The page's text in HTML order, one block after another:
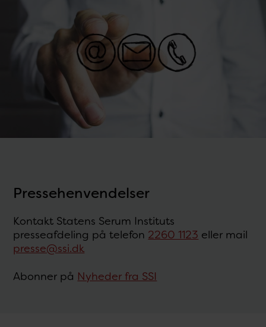
Pressehenvendelser
Kontakt Statens Serum Instituts
presseafdeling på telefon 2260 1123 eller mail
presse@ssi.dk
Abonner på Nyheder fra SSI